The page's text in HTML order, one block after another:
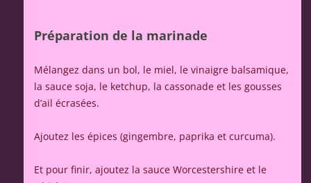
Préparation de la marinade
Mélangez dans un bol, le miel, le vinaigre balsamique,
la sauce soja, le ketchup, la cassonade et les gousses
d’ail écrasées.
Ajoutez les épices (gingembre, paprika et curcuma).
Et pour finir, ajoutez la sauce Worcestershire et le